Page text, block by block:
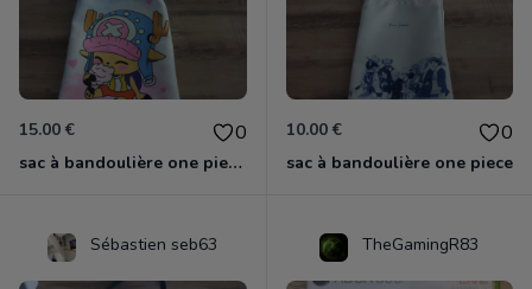
15.00 € 0
sac à bandoulière one piece chopper
10.00 € 0
sac à bandoulière one piece
Sébastien seb63 TheGamingR83